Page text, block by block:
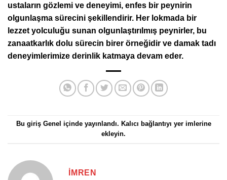
ustaların gözlemi ve deneyimi, enfes bir peynirin
olgunlaşma sürecini şekillendirir. Her lokmada bir
lezzet yolculuğu sunan olgunlaştırılmış peynirler, bu
zanaatkarlık dolu sürecin birer örneğidir ve damak tadı
deneyimlerimize derinlik katmaya devam eder.
Bu giriş Genel içinde yayınlandı. Kalıcı bağlantıyı yer imlerine
ekleyin.
IMREN